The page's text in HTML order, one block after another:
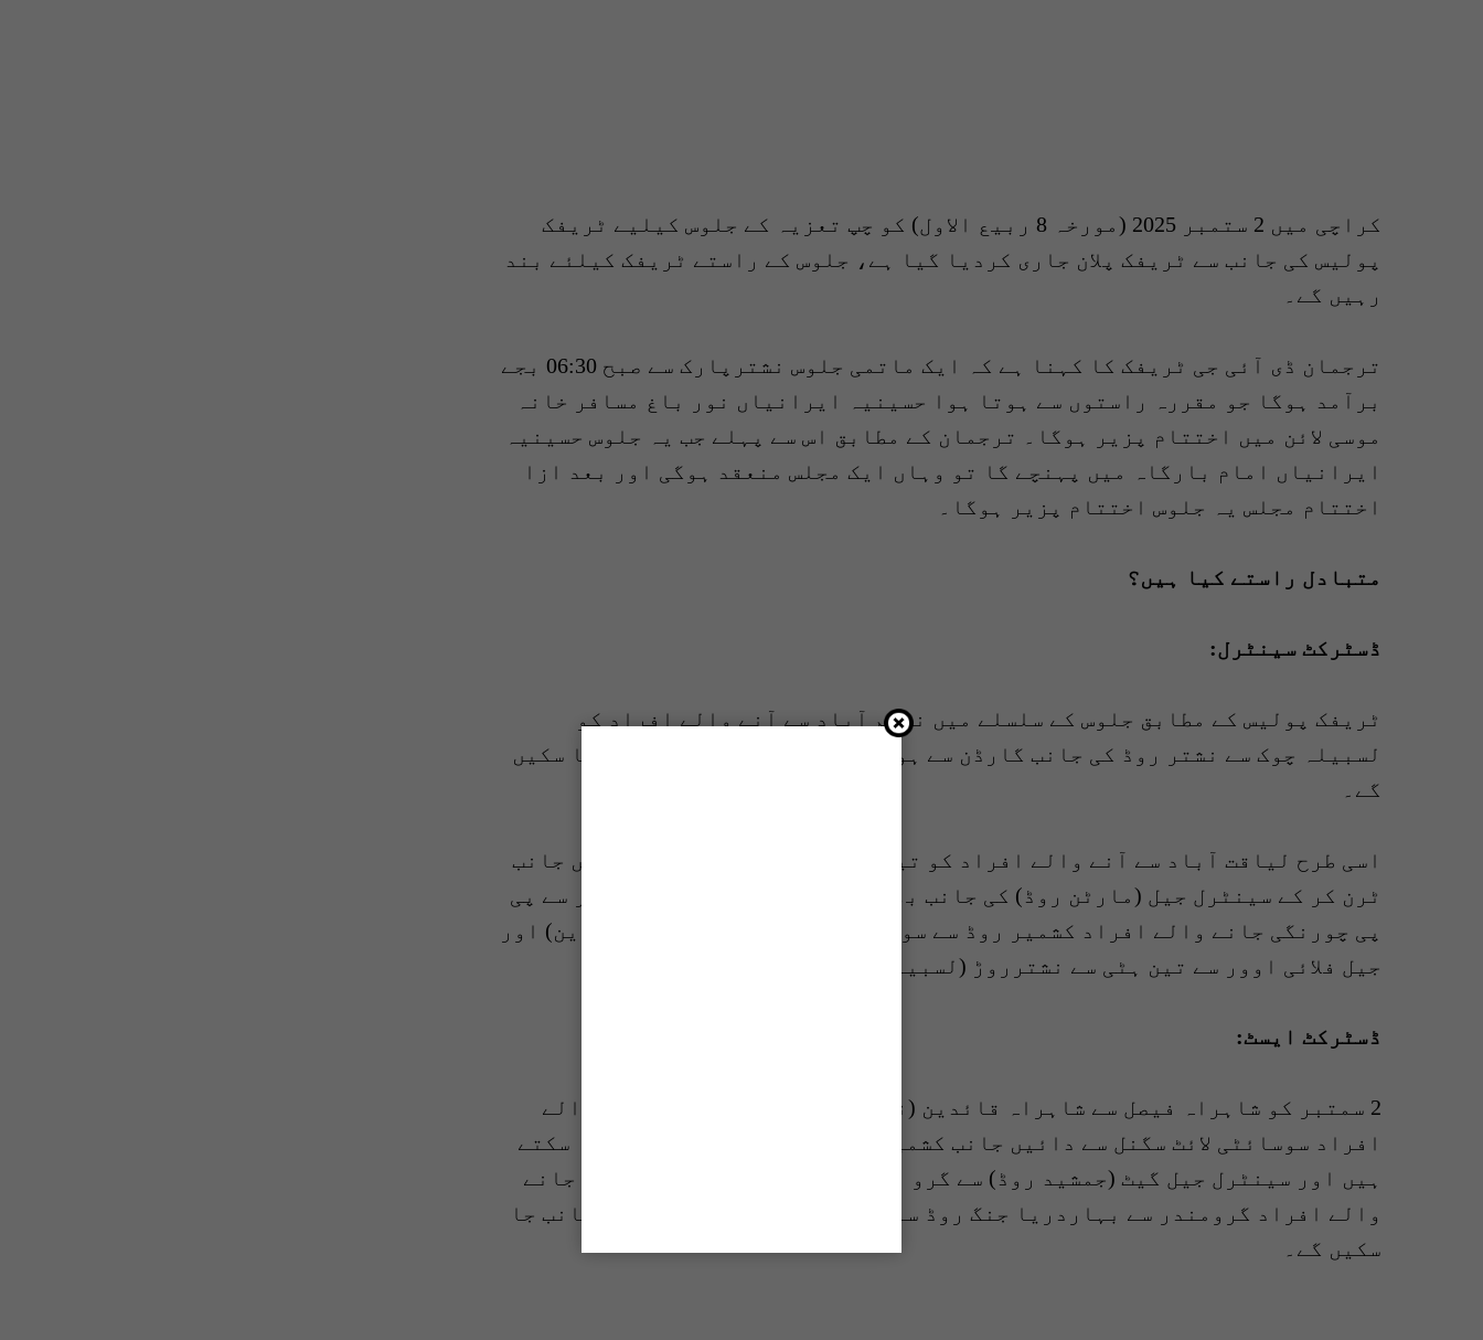
کراچی میں 2 ستمبر 2025 (مورخہ 8 ربیع الاول) کو چپ تعزیہ کے جلوس کیلیے ٹریفک
پولیس کی جانب سے ٹریفک پلان جاری کردیا گیا ہے، جلوس کے راستے ٹریفک کیلئے بند
رہیں گے۔
ترجمان ڈی آئی جی ٹریفک کا کہنا ہے کہ ایک ماتمی جلوس نشترپارک سے صبح 06:30 بجے
برآمد ہوگا جو مقررہ راستوں سے ہوتا ہوا حسینیہ ایرانیاں نور باغ مسافر خانہ
موسی لائن میں اختتام پزیر ہوگا۔ ترجمان کے مطابق اس سے پہلے جب یہ جلوس حسینیہ
ایرانیاں امام بارگاہ میں پہنچے گا تو وہاں ایک مجلس منعقد ہوگی اور بعد ازا
اختتام مجلس یہ جلوس اختتام پزیر ہوگا۔
متبادل راستے کیا ہیں؟
ڈسٹرکٹ سینٹرل:
ٹریفک پولیس کے مطابق جلوس کے سلسلے میں ناظم آباد سے آنے والے افراد کو
لسبیلہ چوک سے نشتر روڈ کی جانب گارڈن سے ہوتے ہوئے اپنی منزل کی جانب جا سکیں
گے۔
اسی طرح لیاقت آباد سے آنے والے افراد کو تین ہٹی سے لسبیلہ چوک سے بائیں جانب
ٹرن کر کے سینٹرل جیل (مارٹن روڈ) کی جانب بھیجا جائے گا اور حسن اسکوائر سے پی
پی چورنگی جانے والے افراد کشمیر روڈ سے سوسائٹی لائٹ سگنل (شاہراہ قائدین) اور
جیل فلائی اوور سے تین ہٹی سے نشترروڑ (لسبیلہ چوک) جا سکیں گے۔
ڈسٹرکٹ ایسٹ:
2 سمتبر کو شاہراہ فیصل سے شاہراہ قائدین (نورانی کباب) سے نمائش جانے والے
افراد سوسائٹی لائٹ سگنل سے دائیں جانب کشمیر روڈ سے اپنی منزل کی طرف جا سکتے
ہیں اور سینٹرل جیل گیٹ (جمشید روڈ) سے گرو مندر ایم اے جناح روڈ کی جانب جانے
والے افراد گرومندر سے بہاردریا جنگ روڈ سولجر بازار سے اپنی منزل کی جانب جا
سکیں گے۔